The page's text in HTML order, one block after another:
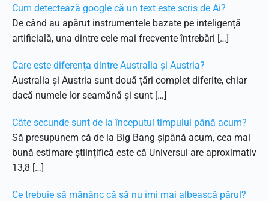
Cum detectează google că un text este scris de Ai?
De când au apărut instrumentele bazate pe inteligență
artificială, una dintre cele mai frecvente întrebări […]
Care este diferența dintre Australia și Austria?
Australia și Austria sunt două țări complet diferite, chiar
dacă numele lor seamănă și sunt […]
Câte secunde sunt de la începutul timpului până acum?
Să presupunem că de la Big Bang șipână acum, cea mai
bună estimare științifică este că Universul are aproximativ
13,8 […]
Ce trebuie să mănânc că să nu îmi mai albească părul?